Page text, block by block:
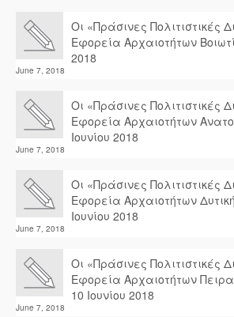
Οι «Πράσινες Πολιτιστικές
Εφορεία Αρχαιοτήτων
2018
June 7, 2018
Οι «Πράσινες Πολιτιστικές
Εφορεία Αρχαιοτήτων
Ιουνίου 2018
June 7, 2018
Οι «Πράσινες Πολιτιστικές
Εφορεία Αρχαιοτήτων
Ιουνίου 2018
June 7, 2018
Οι «Πράσινες Πολιτιστικές
Εφορεία Αρχαιοτήτων
10 Ιουνίου 2018
June 7, 2018